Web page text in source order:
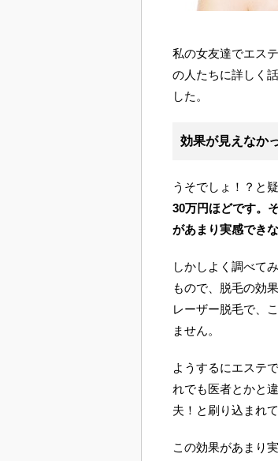
私の女友達でエス
の人たちに詳しく
した。
効果が見えなか
うそでしょ！？と
30万円ほどです。
があまり実感でき
しかしよく調べて
もので、脱毛の効
レーザー脱毛で、
ません。
ようするにエステ
れでも医者とかと
夫！と刷り込まれ
この効果があまり